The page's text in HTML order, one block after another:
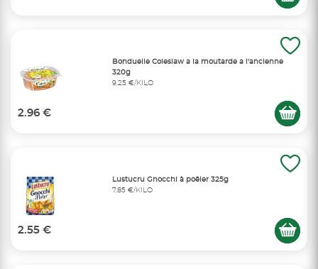
Bonduelle Coleslaw a la moutarde a l'ancienne
320g
9,25 €/KILO
2.96 €
Lustucru Gnocchi à poêler 325g
7,85 €/KILO
2.55 €